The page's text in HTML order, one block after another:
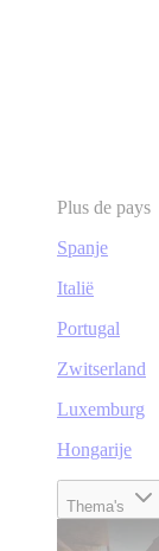
Plus de pays
Spanje
Italië
Portugal
Zwitserland
Luxemburg
Hongarije
Thema's